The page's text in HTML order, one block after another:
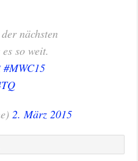
nächsten
so weit.
#MWC15
2. März 2015